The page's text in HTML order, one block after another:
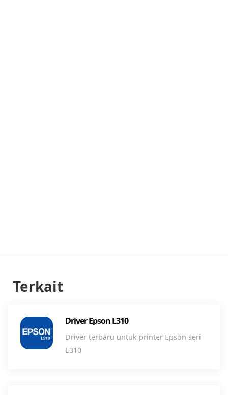
Terkait
Driver Epson L310
Driver terbaru untuk printer Epson seri
L310